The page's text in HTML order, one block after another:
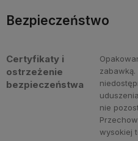
Bezpieczeństwo
Certyfikaty i
ostrzeżenie
bezpieczeństwa
nie
wysokiej